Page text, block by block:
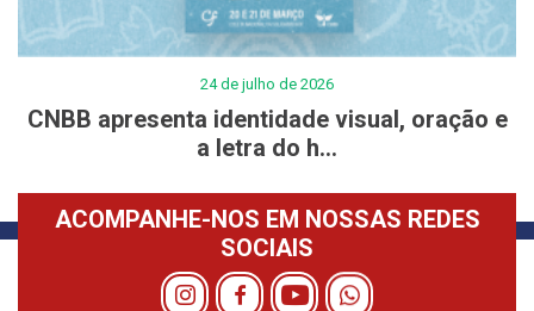
24 de julho de 2026
CNBB apresenta identidade visual, oração e
a letra do h...
ACOMPANHE-NOS EM NOSSAS REDES
SOCIAIS